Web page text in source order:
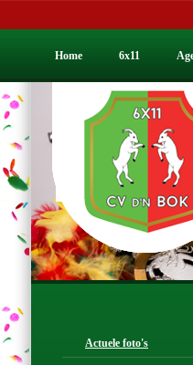
Home 6x11
Actuele foto's